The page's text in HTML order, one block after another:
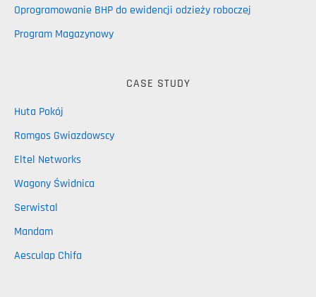
Oprogramowanie BHP do ewidencji odzieży roboczej
Program Magazynowy
CASE STUDY
Huta Pokój
Romgos Gwiazdowscy
Eltel Networks
Wagony Świdnica
Serwistal
Mandam
Aesculap Chifa